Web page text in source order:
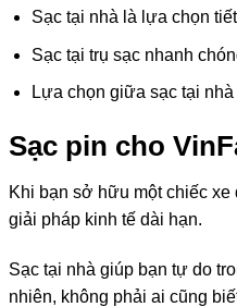
Sạc tại nhà là lựa chọn
Sạc tại trụ sạc nhanh
Lựa chọn giữa sạc tại
Sạc pin cho
Khi bạn sở hữu một chiếc
giải pháp kinh tế dài hạn.
Sạc tại nhà giúp bạn tự do
nhiên, không phải ai cũng